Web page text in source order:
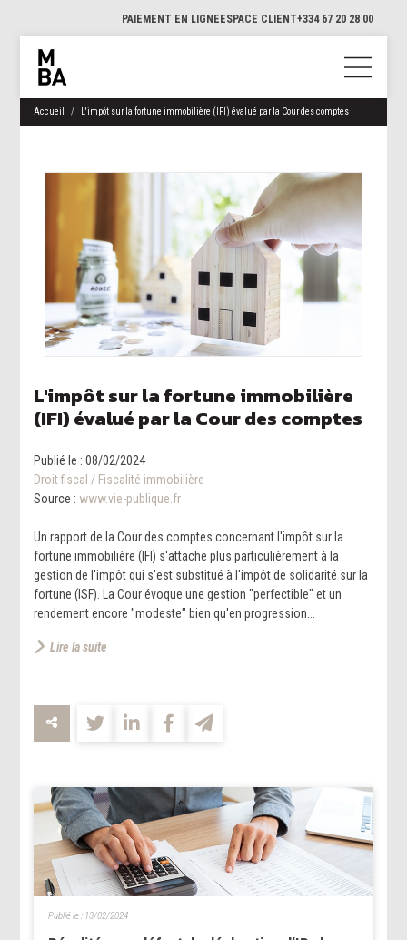
PAIEMENT EN LIGNEESPACE CLIENT+334 67 20 28 00
Accueil L'impôt sur la fortune immobilière (IFI) évalué par la Cour des comptes
L'impôt sur la fortune immobilière
(IFI) évalué par la Cour des comptes
Publié le :08/02/2024
Droit fiscal / Fiscalité immobilière
Source : www.vie-publique.fr
Un rapport de la Cour des comptes concernant l'impôt sur la
fortune immobilière (IFI) s'attache plus particulièrement à la
gestion de l'impôt qui s'est substitué à l'impôt de solidarité sur la
fortune (ISF). La Cour évoque une gestion "perfectible" et un
rendement encore "modeste" bien qu'en progression...
Lire la suite
Publié le : 13/02/2024